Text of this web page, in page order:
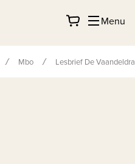
Menu
Mbo Lesbrief De